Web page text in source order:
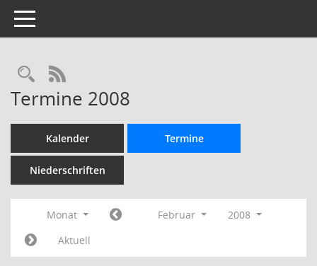
Toggle navigation
Rechercheauswahl
RSS-Feed
Termine 2008
Kalender Termine
Niederschriften
Monat Februar
2008
Aktuell